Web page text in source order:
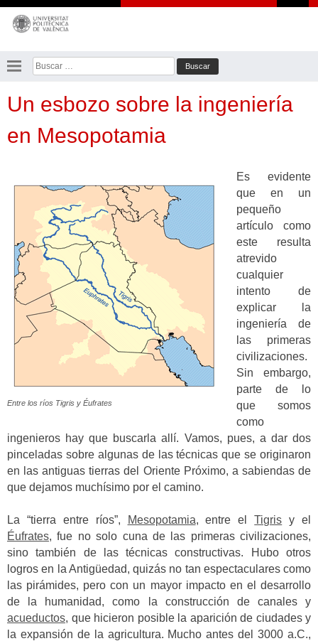
Saltar
contenido
Buscar:
Un esbozo sobre la ingeniería
en Mesopotamia
Entre los ríos Tigris y Éufrates
Es evidente
que en un
pequeño
artículo como
este resulta
atrevido
cualquier
intento de
explicar la
ingeniería de
las primeras
civilizaciones.
Sin embargo,
parte de lo
que somos
como
ingenieros hay que buscarla allí. Vamos, pues, a dar dos
pinceladas sobre algunas de las técnicas que se originaron
en las antiguas tierras del Oriente Próximo, a sabiendas de
que dejamos muchísimo por el camino.
La “tierra entre ríos”, Mesopotamia, entre elTigris y el
Éufrates, fue no solo cuna de las primeras civilizaciones,
sino también de las técnicas constructivas. Hubo otros
logros en la Antigüedad, quizás no tan espectaculares como
las pirámides, pero con un mayor impacto en el desarrollo
de la humanidad, como la construcción de canales y
acueductos, que hicieron posible la aparición de ciudades y
la expansión de la agricultura. Mucho antes del 3000 a.C.,